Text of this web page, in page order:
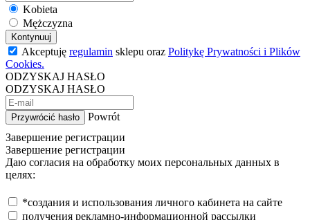
Kobieta
Mężczyzna
Kontynuuj
Akceptuję regulamin sklepu oraz Politykę Prywatności i Plików
Cookies.
ODZYSKAJ HASŁO
ODZYSKAJ HASŁO
Przywrócić hasło
Powrót
Завершение регистрации
Завершение регистрации
Даю согласия на обработку моих персональных данных в
целях:
*создания и использования личного кабинета на сайте
получения рекламно-информационной рассылки